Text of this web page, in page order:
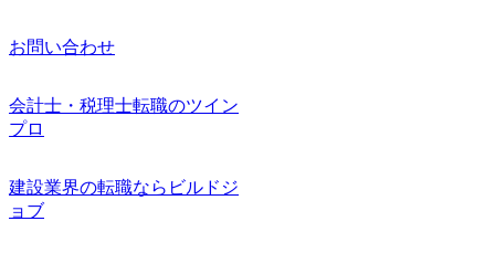
お問い合わせ
会計士・税理士転職のツイン
プロ
建設業界の転職ならビルドジ
ョブ